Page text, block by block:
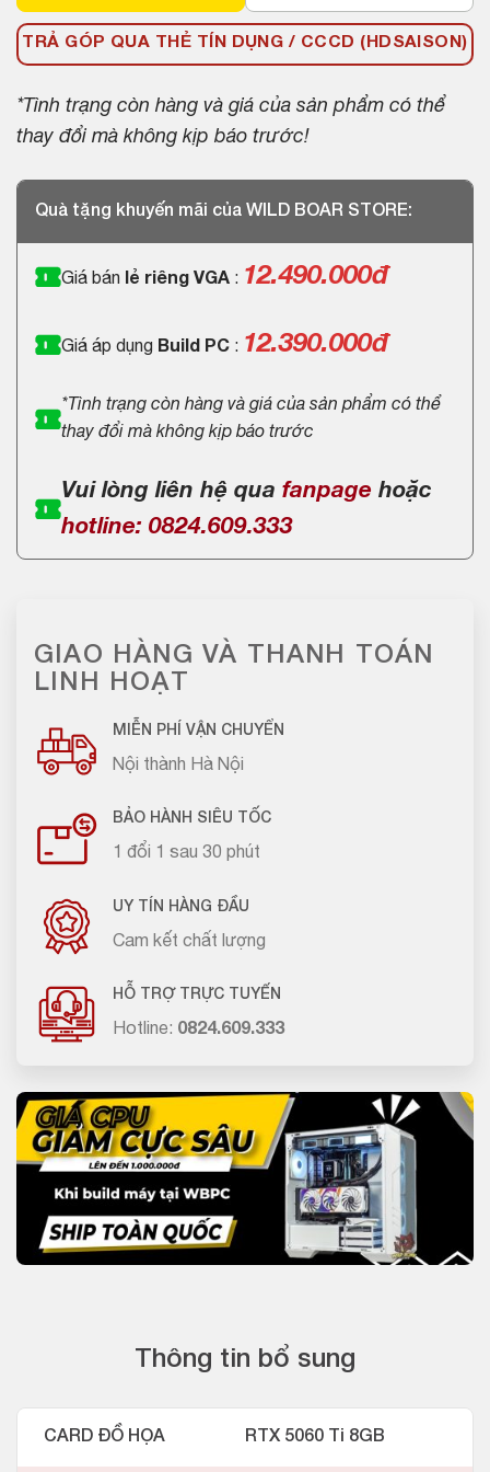
TRẢ GÓP QUA THẺ TÍN DỤNG / CCCD (HDSAISON)
*Tình trạng còn hàng và giá của sản phẩm có thể
thay đổi mà không kịp báo trước!
Quà tặng khuyến mãi của WILD BOAR STORE:
Giá bán lẻ riêng VGA : 12.490.000đ
Giá áp dụng Build PC : 12.390.000đ
*Tình trạng còn hàng và giá của sản phẩm có thể
thay đổi mà không kịp báo trước
Vui lòng liên hệ qua fanpage hoặc
hotline: 0824.609.333
GIAO HÀNG VÀ THANH TOÁN
LINH HOẠT
MIỄN PHÍ VẬN CHUYỂN
Nội thành Hà Nội
BẢO HÀNH SIÊU TỐC
1 đổi 1 sau 30 phút
UY TÍN HÀNG ĐẦU
Cam kết chất lượng
HỖ TRỢ TRỰC TUYẾN
Hotline: 0824.609.333
Thông tin bổ sung
CARD ĐỒ HỌA RTX 5060 Ti 8GB